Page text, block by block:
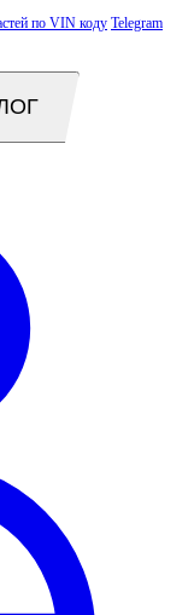
по VIN коду Telegram